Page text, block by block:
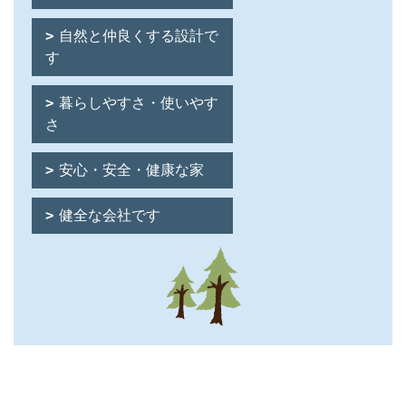
自然と仲良くする設計で
す
暮らしやすさ・使いやす
さ
安心・安全・健康な家
健全な会社です